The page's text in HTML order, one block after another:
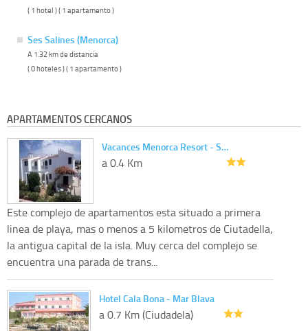
( 1 hotel ) ( 1 apartamento )
Ses Salines (Menorca)
A 1.32 km de distancia
( 0 hoteles ) ( 1 apartamento )
APARTAMENTOS CERCANOS
Vacances Menorca Resort - S…
a 0.4 Km
Este complejo de apartamentos esta situado a primera
linea de playa, mas o menos a 5 kilometros de Ciutadella,
la antigua capital de la isla. Muy cerca del complejo se
encuentra una parada de trans...
Hotel Cala Bona - Mar Blava
a 0.7 Km (Ciudadela)